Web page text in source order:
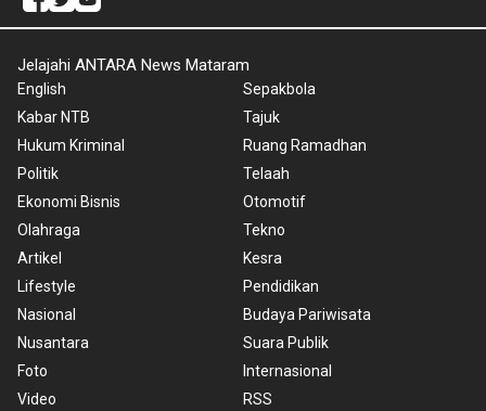
Jelajahi ANTARA News Mataram
English
Kabar NTB
Hukum Kriminal
Politik
Ekonomi Bisnis
Olahraga
Artikel
Lifestyle
Nasional
Nusantara
Foto
Video
Sepakbola
Tajuk
Ruang Ramadhan
Telaah
Otomotif
Tekno
Kesra
Pendidikan
Budaya Pariwisata
Suara Publik
Internasional
RSS